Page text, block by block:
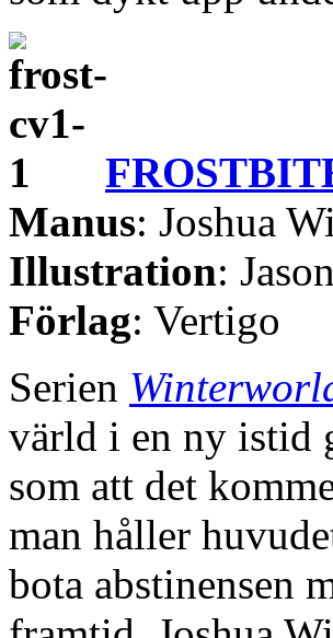
Manus: Joshua
Illustration:
Förlag: Vertigo
Serien
värld i en ny istid
som att det
man håller
bota abstinensen